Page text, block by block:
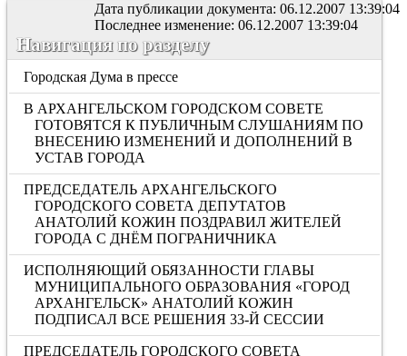
Дата публикации документа: 06.12.2007 13:39:04
Последнее изменение: 06.12.2007 13:39:04
Навигация по разделу
Городская Дума в прессе
В АРХАНГЕЛЬСКОМ ГОРОДСКОМ СОВЕТЕ
ГОТОВЯТСЯ К ПУБЛИЧНЫМ СЛУШАНИЯМ ПО
ВНЕСЕНИЮ ИЗМЕНЕНИЙ И ДОПОЛНЕНИЙ В
УСТАВ ГОРОДА
ПРЕДСЕДАТЕЛЬ АРХАНГЕЛЬСКОГО
ГОРОДСКОГО СОВЕТА ДЕПУТАТОВ
АНАТОЛИЙ КОЖИН ПОЗДРАВИЛ ЖИТЕЛЕЙ
ГОРОДА С ДНЁМ ПОГРАНИЧНИКА
ИСПОЛНЯЮЩИЙ ОБЯЗАННОСТИ ГЛАВЫ
МУНИЦИПАЛЬНОГО ОБРАЗОВАНИЯ «ГОРОД
АРХАНГЕЛЬСК» АНАТОЛИЙ КОЖИН
ПОДПИСАЛ ВСЕ РЕШЕНИЯ 33-Й СЕССИИ
ПРЕДСЕДАТЕЛЬ ГОРОДСКОГО СОВЕТА